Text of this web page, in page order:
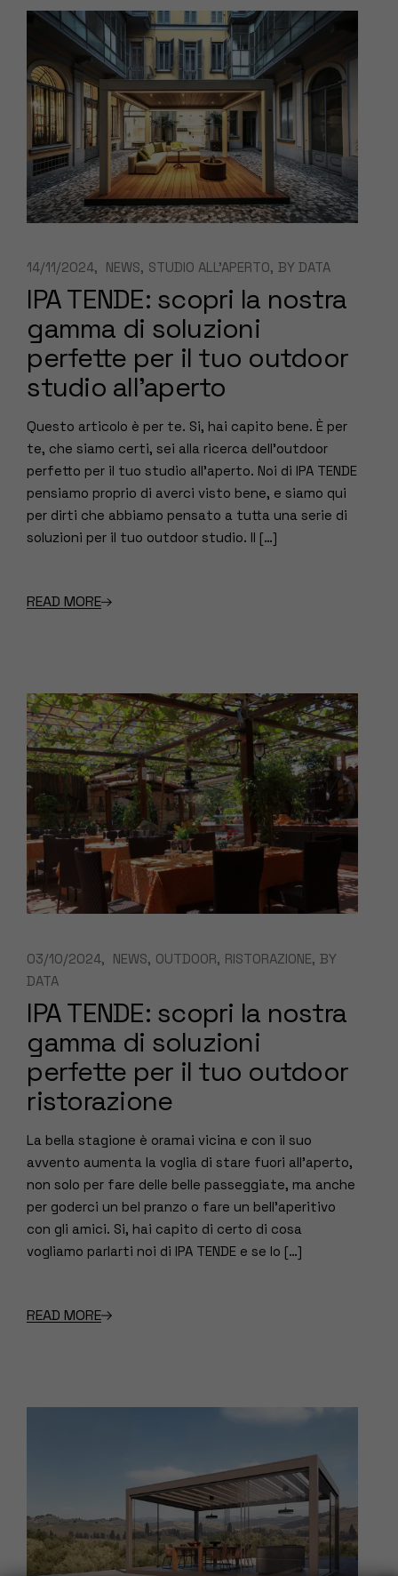
14/11/2024 NEWS STUDIO ALL’APERTO BY DATA
IPA TENDE: scopri la nostra
gamma di soluzioni
perfette per il tuo outdoor
studio all’aperto
Questo articolo è per te. Si, hai capito bene. È per
te, che siamo certi, sei alla ricerca dell’outdoor
perfetto per il tuo studio all’aperto. Noi di IPA TENDE
pensiamo proprio di averci visto bene, e siamo qui
per dirti che abbiamo pensato a tutta una serie di
soluzioni per il tuo outdoor studio. Il […]
READ MORE
03/10/2024 NEWS OUTDOOR RISTORAZIONE BY
DATA
IPA TENDE: scopri la nostra
gamma di soluzioni
perfette per il tuo outdoor
ristorazione
La bella stagione è oramai vicina e con il suo
avvento aumenta la voglia di stare fuori all’aperto,
non solo per fare delle belle passeggiate, ma anche
per goderci un bel pranzo o fare un bell’aperitivo
con gli amici. Si, hai capito di certo di cosa
vogliamo parlarti noi di IPA TENDE e se lo […]
READ MORE